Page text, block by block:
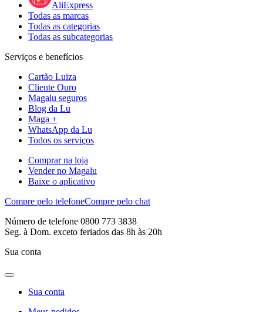
AliExpress
Todas as marcas
Todas as categorias
Todas as subcategorias
Serviços e benefícios
Cartão Luiza
Cliente Ouro
Magalu seguros
Blog da Lu
Maga +
WhatsApp da Lu
Todos os serviços
Comprar na loja
Vender no Magalu
Baixe o aplicativo
Compre pelo telefoneCompre pelo chat
Número de telefone 0800 773 3838
Seg. à Dom. exceto feriados das 8h às 20h
Sua conta
Sua conta